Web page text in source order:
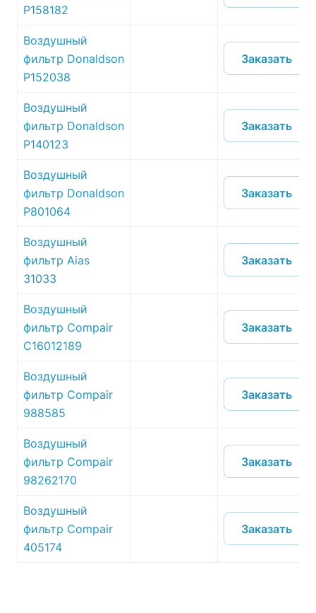
P158182
Воздушный
фильтр Donaldson
P152038
Заказать
Воздушный
фильтр Donaldson
P140123
Заказать
Воздушный
фильтр Donaldson
P801064
Заказать
Воздушный
фильтр Aias
31033
Заказать
Воздушный
фильтр Compair
C16012189
Заказать
Воздушный
фильтр Compair
988585
Заказать
Воздушный
фильтр Compair
98262170
Заказать
Воздушный
фильтр Compair
405174
Заказать